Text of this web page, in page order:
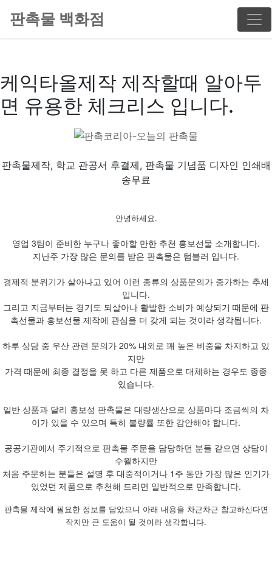
판촉물 백화점
케익타올제작 제작할때 알아두
면 유용한 체크리스 입니다.
판촉물제작, 학교 관공서 후결제, 판촉물 기념품 디자인 인쇄배
송무료
안녕하세요.
영업 3팀이 준비한 누구나 좋아할 만한 추천 홍보선물 소개합니다.
지난주 가장 많은 문의를 받은 판촉물은 텀블러 입니다.
경제적 분위기가 살아나고 있어 이런 종류의 상품문의가 증가하는 추세
입니다.
그리고 지금부터는 경기도 되살아나 활발한 소비가 예상되기 때문에 판
촉선물과 홍보선물 제작에 관심을 더 갖게 되는 것이라 생각됩니다.
하루 상담 중 우산 관련 문의가 20% 내외로 꽤 높은 비중을 차지하고 있
지만
가격 때문에 최종 결정을 못 하고 다른 제품으로 대체하는 경우도 종종
있습니다.
일반 상품과 달리 홍보성 판촉물은 대량생산으로 상품마다 조금씩의 차
이가 있을 수 있으며 특히 불량률 또한 감안해야 합니다.
공공기관에서 주기적으로 판촉물 주문을 담당하던 분들 같으면 상담이
수월하지만
처음 주문하는 분들은 설명 후 대중적이거나 1주 동안 가장 많은 인기가
있었던 제품으로 추천해 드리면 일반적으로 만족합니다.
판촉물 제작에 필요한 정보를 담았으니 아래 내용을 차근차근 참고하신다면
작지만 큰 도움이 될 것이라 생각합니다.